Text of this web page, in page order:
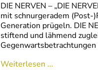
DIE NERVEN – „DIE
mit schnurgeradem (Post-
Generation prügeln. DIE
stiftend und lähmend
Weiterlesen ...